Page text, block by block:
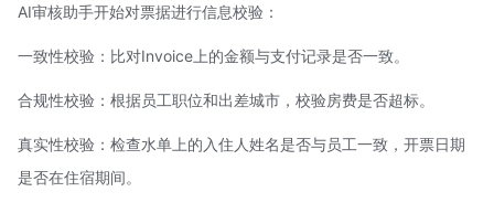
AI审核助手开始对票据进行信息校验：
一致性校验：比对Invoice上的金额与支付记录是否一致。
合规性校验：根据员工职位和出差城市，校验房费是否超标。
真实性校验：检查水单上的入住人姓名是否与员工一致，开票日期
是否在住宿期间。